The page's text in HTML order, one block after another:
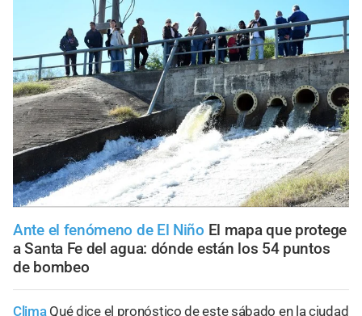
Ante el fenómeno de El Niño El mapa que protege
a Santa Fe del agua: dónde están los 54 puntos
de bombeo
Clima Qué dice el pronóstico de este sábado en la ciudad